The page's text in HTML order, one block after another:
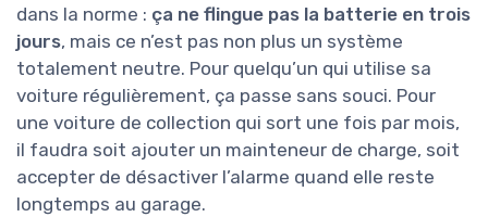
dans la norme : ça ne flingue pas la batterie en trois
jours, mais ce n’est pas non plus un système
totalement neutre. Pour quelqu’un qui utilise sa
voiture régulièrement, ça passe sans souci. Pour
une voiture de collection qui sort une fois par mois,
il faudra soit ajouter un mainteneur de charge, soit
accepter de désactiver l’alarme quand elle reste
longtemps au garage.